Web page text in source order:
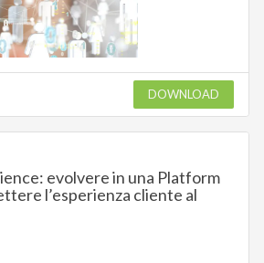
DOWNLOAD
evolvere in una Platform
l’esperienza cliente al